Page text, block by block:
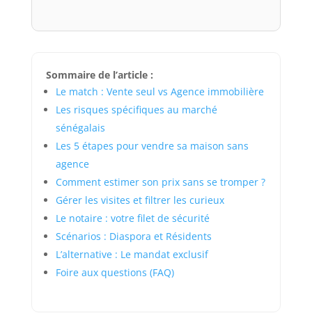
Sommaire de l’article :
Le match : Vente seul vs Agence immobilière
Les risques spécifiques au marché
sénégalais
Les 5 étapes pour vendre sa maison sans
agence
Comment estimer son prix sans se tromper ?
Gérer les visites et filtrer les curieux
Le notaire : votre filet de sécurité
Scénarios : Diaspora et Résidents
L’alternative : Le mandat exclusif
Foire aux questions (FAQ)